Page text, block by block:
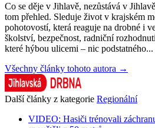
Co se děje v Jihlavě, nezůstává v
tom přehled. Sleduje život v krajském
pohotovostí, která reaguje na drobné i
školství, bezpečnost, radniční
které hýbou ulicemi – nic podstatného...
Všechny články tohoto autora →
Další články z kategorie Regionální
VIDEO: Hasiči trénovali